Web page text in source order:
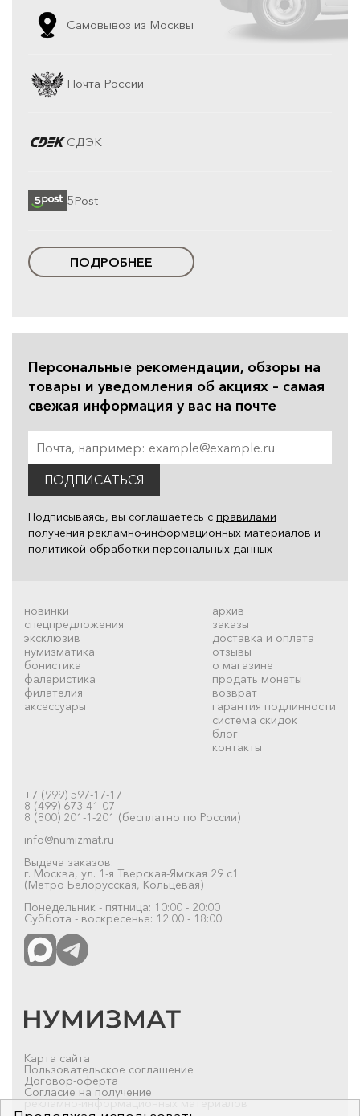
Самовывоз из Москвы
Почта России
СДЭК
5Post
ПОДРОБНЕЕ
Персональные рекомендации, обзоры на
товары и уведомления об акциях – самая
свежая информация у вас на почте
ПОДПИСАТЬСЯ
Подписываясь, вы соглашаетесь с правилами
получения рекламно-информационных материалов и
политикой обработки персональных данных
новинки
спецпредложения
эксклюзив
нумизматика
бонистика
фалеристика
филателия
аксессуары
архив
заказы
доставка и оплата
отзывы
о магазине
продать монеты
возврат
гарантия подлинности
система скидок
блог
контакты
+7 (999) 597-17-17
8 (499) 673-41-07
8 (800) 201-1-201 (бесплатно по России)
info@numizmat.ru
Выдача заказов:
г. Москва, ул. 1-я Тверская-Ямская 29 с1
(Метро Белорусская, Кольцевая)
Понедельник - пятница: 10:00 - 20:00
Суббота - воскресенье: 12:00 - 18:00
Карта сайта
Пользовательское соглашение
Договор-оферта
Согласие на получение
рекламно-информационных материалов